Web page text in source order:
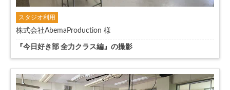
スタジオ利用
株式会社AbemaProduction 様
『今日好き部 全力クラス編』の撮影